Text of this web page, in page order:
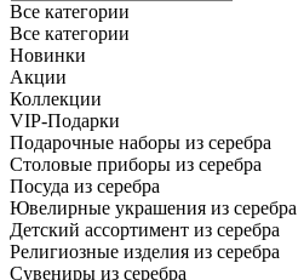
Все категории
Все категории
Новинки
Акции
Коллекции
VIP-Подарки
Подарочные наборы из серебра
Столовые приборы из серебра
Посуда из серебра
Ювелирные украшения из серебра
Детский ассортимент из серебра
Религиозные изделия из серебра
Сувениры из серебра